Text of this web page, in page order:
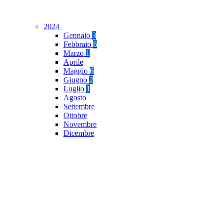
2024
Gennaio 3
Febbraio 6
Marzo 1
Aprile
Maggio 6
Giugno 2
Luglio 1
Agosto
Settembre
Ottobre
Novembre
Dicembre